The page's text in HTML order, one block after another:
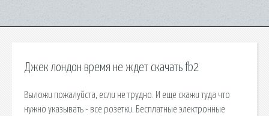
Джек лондон время не ждет скачать fb2
Выложи пожалуйста, если не трудно. И еще скажи туда что
нужно указывать - все розетки. Бесплатные электронные